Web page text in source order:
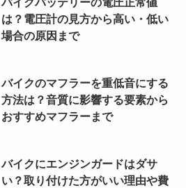
は？電圧計の見方から高い・低い
場合の原因まで
バイクのマフラーを重低音にする
方法は？音質に影響する要素から
おすすめマフラーまで
バイクにエンジンガードはダサ
い？取り付けた方がいい理由や費